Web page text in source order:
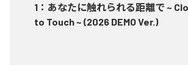
1 ： あなたに触れられる距離で ~
to Touch ~ (2026 DEMO Ver.)